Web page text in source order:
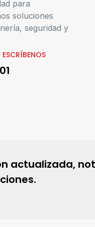
para
soluciones
seguridad y
actualizada,